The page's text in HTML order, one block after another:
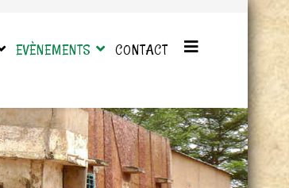
EVÈNEMENTS CONTACT